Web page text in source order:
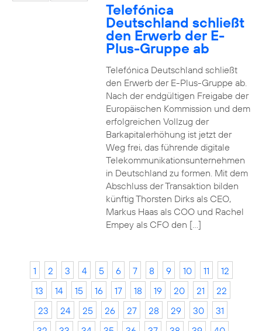
Telefónica
Deutschland schließt
den Erwerb der E-
Plus-Gruppe ab
Telefónica Deutschland schließt
den Erwerb der E-Plus-Gruppe ab.
Nach der endgültigen Freigabe der
Europäischen Kommission und dem
erfolgreichen Vollzug der
Barkapitalerhöhung ist jetzt der
Weg frei, das führende digitale
Telekommunikationsunternehmen
in Deutschland zu formen. Mit dem
Abschluss der Transaktion bilden
künftig Thorsten Dirks als CEO,
Markus Haas als COO und Rachel
Empey als CFO den […]
1 2 3 4 5 6 7 8 9 10 11
12
13
14 15 16 17 18 19 20 21
22
23
24 25 26 27 28 29 30
31